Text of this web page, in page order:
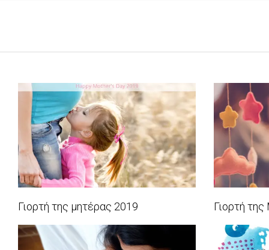
Γιορτή της μητέρας 2019
2019-
05-
Γιορτή
2018-
05-